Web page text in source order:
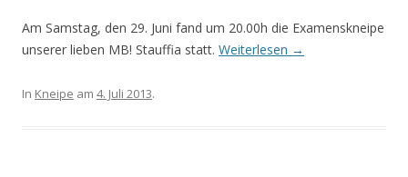
Am Samstag, den 29. Juni fand um 20.00h die Examenskneipe
unserer lieben MB! Stauffia statt. Weiterlesen →
In Kneipe am 4. Juli 2013.